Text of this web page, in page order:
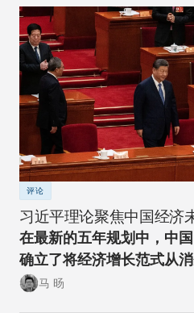
评论
习近平理论聚焦中国经济
在最新的五年规划中，中
确立了将经济增长范式从
经济转型方向。
马 旸